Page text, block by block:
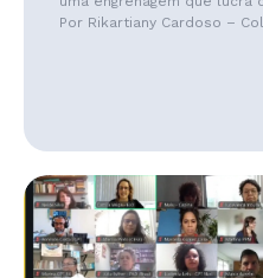
Por Rikartiany Cardoso –